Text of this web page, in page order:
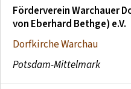
Förderverein Warchauer
von Eberhard Bethge) e.V.
Dorfkirche Warchau
Potsdam-Mittelmark